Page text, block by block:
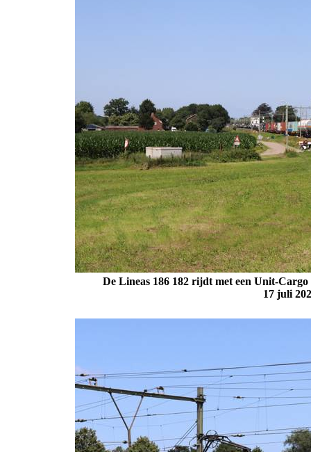
De Lineas 186 182 rijdt met een Unit-
17 juli